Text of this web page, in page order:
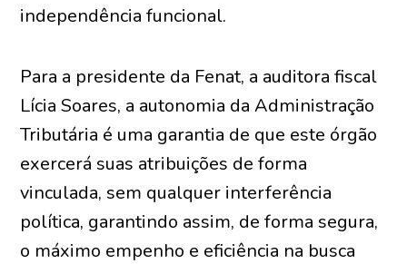
independência funcional.
Para a presidente da Fenat, a auditora fiscal
Lícia Soares, a autonomia da Administração
Tributária é uma garantia de que este órgão
exercerá suas atribuições de forma
vinculada, sem qualquer interferência
política, garantindo assim, de forma segura,
o máximo empenho e eficiência na busca